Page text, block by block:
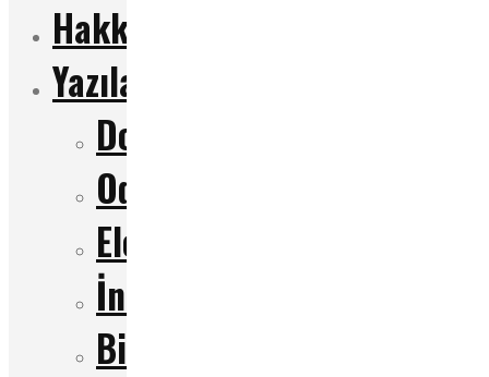
Hakkımızda
Yazılar
Dosya
Odak
Eleştiri
İnceleme
Bir